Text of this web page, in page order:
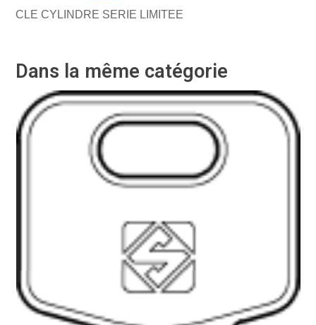
CLE CYLINDRE SERIE LIMITEE
Dans la même catégorie